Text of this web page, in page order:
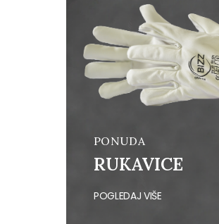
PONUDA
RUKAVICE
POGLEDAJ VIŠE